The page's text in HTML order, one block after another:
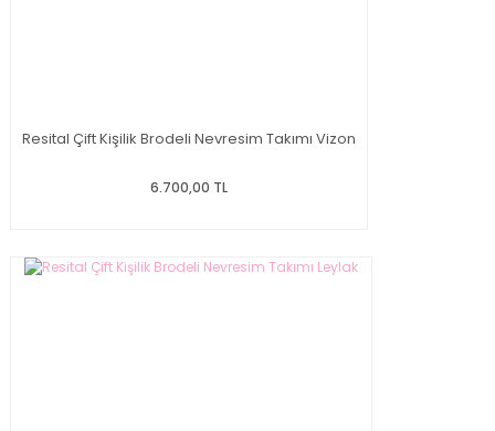
Resital Çift Kişilik Brodeli Nevresim Takımı Vizon
6.700,00 TL